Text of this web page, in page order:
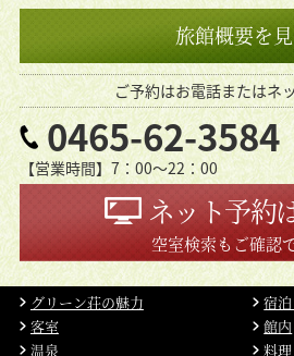
旅館概要を
ご予約はお電話またはネ
0465-62-3584
【営業時間】7：00〜22：00
ネット予約
空室検索もご確認
グリーン荘の魅力
宿
客室
館内
温泉
料理